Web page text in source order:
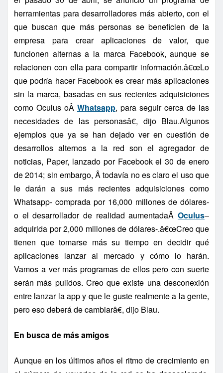
herramientas para desarrolladores más abierto, con el
que buscan que más personas se beneficien de la
empresa para crear aplicaciones de valor, que
funcionen alternas a la marca Facebook, aunque se
relacionen con ella para compartir información.â€œLo
que podrí­a hacer Facebook es crear más aplicaciones
sin la marca, basadas en sus recientes adquisiciones
como Oculus oÂ Whatsapp, para seguir cerca de las
necesidades de las personasâ€, dijo Blau.Algunos
ejemplos que ya se han dejado ver en cuestión de
desarrollos alternos a la red son el agregador de
noticias, Paper, lanzado por Facebook el 30 de enero
de 2014; sin embargo, Â todaví­a no es claro el uso que
le darán a sus más recientes adquisiciones como
Whatsapp- comprada por 16,000 millones de dólares-
o el desarrollador de realidad aumentadaÂ Oculus–
adquirida por 2,000 millones de dólares-.â€œCreo que
tienen que tomarse más su tiempo en decidir qué
aplicaciones lanzar al mercado y cómo lo harán.
Vamos a ver más programas de ellos pero con suerte
serán más pulidos. Creo que existe una desconexión
entre lanzar la app y que le guste realmente a la gente,
pero eso deberá de cambiarâ€, dijo Blau.
En busca de más amigos
Aunque en los últimos años el ritmo de crecimiento en